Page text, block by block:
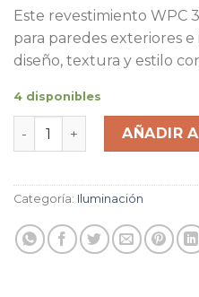
Este revestimiento WPC
para paredes exteriores
diseño, textura y estilo
4 disponibles
Revestimiento Exterior
AÑADIR
Categoría: Iluminación